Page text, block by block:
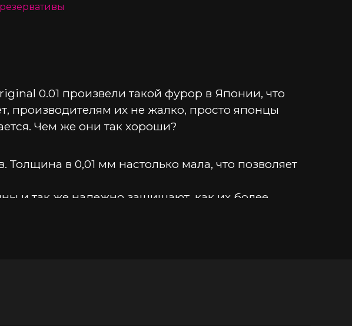
0.01 произвели такой фурор в Японии, что
производителям их не жалко, просто японцы
Чем же они так хороши?
в 0,01 мм настолько мала, что позволяет
и так же надежно защищают, как их более
раздражают «резиновым» запахом, как